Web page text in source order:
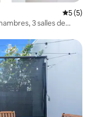
5 (5)
3 salles de
appréciés